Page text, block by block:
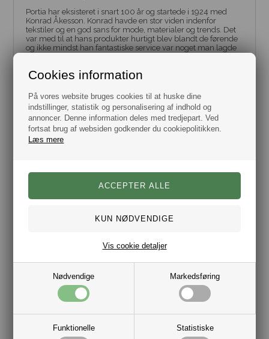
Cookies information
På vores website bruges cookies til at huske dine
indstillinger, statistik og personalisering af indhold og
annoncer. Denne information deles med tredjepart. Ved
fortsat brug af websiden godkender du cookiepolitikken.
Læs mere
Nødvendige Markedsføring
Funktionelle Statistiske
Vis cookie detaljer
Portia har eksisteret i snart 100 år og startede i 1924 med
Konrad Åkesson. Konrad havde en stor viden indenfor
tekstiler og en god sans for mode, materialer og trends. Det
var med til at hans produkter hurtigt blev blandt de førende
og ikke mindst han fantastiske service var noget man lagde
respekt for de traditioner og det håndværk der lå bag
sortiment spænder fra slips, butterfly, seler, tørklæder og
bælter, der i den bedste Konrad ånd produceres af samme
gode udvalgte materialer som fra den gang det hele
begyndte.
Bredde 11 mm.
Elastisk model.
Mærke Portia
Produceret i Sverige.
10171268